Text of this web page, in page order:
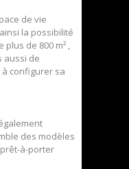
de vie
la possibilité
de 800 m² ,
aussi de
configurer sa
des modèles
à-porter